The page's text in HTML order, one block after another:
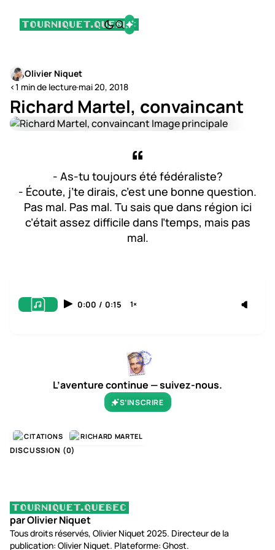
Olivier Niquet
<1 min de lecture·mai 20, 2018
Richard Martel, convaincant
- As-tu toujours été fédéraliste?
- Écoute, j’te dirais, c’est une bonne question.
Pas mal. Pas mal. Tu sais que dans région ici
c’était assez difficile dans l’temps, mais pas
mal.
0:00 / 0:15 1×
L’aventure continue — suivez-nous.
S’INSCRIRE
CITATIONS RICHARD MARTEL
DISCUSSION (0)
par Olivier Niquet
Tous droits réservés, Olivier Niquet 2025. Directeur de la
publication: Olivier Niquet. Plateforme: Ghost.